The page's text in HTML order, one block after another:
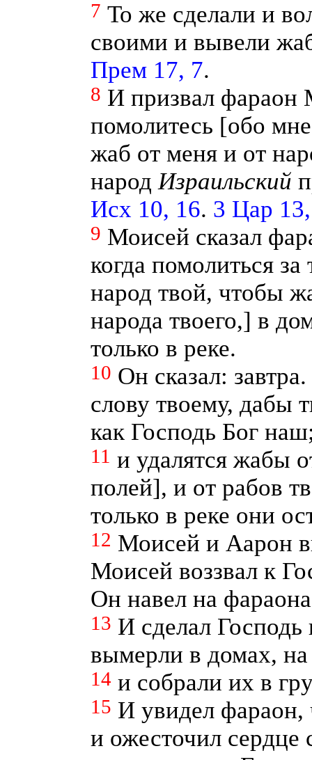
7 То же сделали и
своими и вывели
Прем 17, 7.
8 И призвал фараон
помолитесь [обо
жаб от меня и от
народИзраильский
Исх 10, 16. 3 Цар
9 Моисей сказал
когда помолиться за
народ твой, чтобы
народа твоего,] в
только в реке.
10 Он сказал: завтра.
слову твоему, дабы
как Господь Бог
11 и удалятся жабы
полей], и от рабов
только в реке они
12 Моисей и Аарон
Моисей воззвал к
Он навел на
13 И сделал
вымерли в домах,
14 и собрали их в
15 И увидел фараон,
и ожесточил сердце